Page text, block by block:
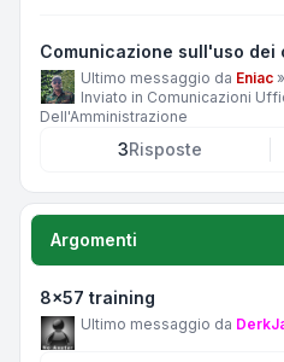
Comunicazione sull'uso dei
Ultimo messaggio da Eniac »
Inviato in Comunicazioni
Dell'Amministrazione
3Risposte
Argomenti
8x57 training
Ultimo messaggio da